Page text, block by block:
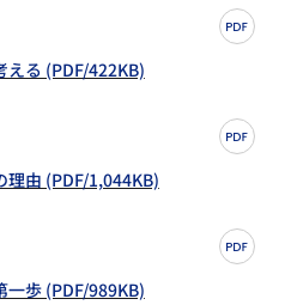
る (PDF/422KB)
理由 (PDF/1,044KB)
一歩 (PDF/989KB)